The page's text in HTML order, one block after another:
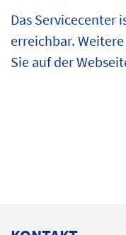
Das Servicecenter
erreichbar.
Sie auf der